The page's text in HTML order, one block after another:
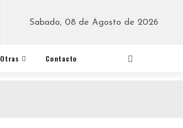
Sabado, 08 de Agosto de 2026
Otras Contacto